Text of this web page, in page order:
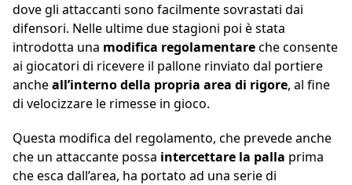
dove gli attaccanti sono facilmente sovrastati dai
difensori. Nelle ultime due stagioni poi è stata
introdotta una modifica regolamentareche consente
ai giocatori di ricevere il pallone rinviato dal portiere
ancheall’interno della propria area di rigore, al fine
di velocizzare le rimesse in gioco.
Questa modifica del regolamento, che prevede anche
che un attaccante possa intercettare la palla prima
che esca dall’area, ha portato ad una serie di